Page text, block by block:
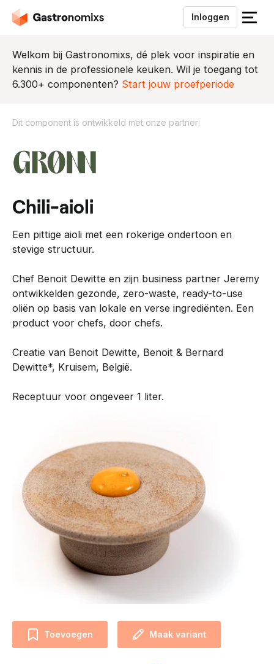
Inloggen
S
u
i
Welkom bij Gastronomixs, dé plek voor inspiratie en
kennis in de professionele keuken. Wil je toegang tot
6.300+ componenten? Start jouw proefperiode
Dit component is ontwikkeld met onze partner:
i
t
o
m
p
o
e
n
t
i
o
n
w
chili-aioli
Een pittige aioli met een rokerige ondertoon en
stevige structuur.
Chef Benoit Dewitte en zijn business partner Jeremy
ontwikkelden gezonde, zero-waste, ready-to-use
oliën op basis van lokale en verse ingrediënten. Een
product voor chefs, door chefs.
Creatie van Benoit Dewitte, Benoit & Bernard
Dewitte*, Kruisem, België.
Receptuur voor ongeveer 1 liter.
Toevoegen Maak variant